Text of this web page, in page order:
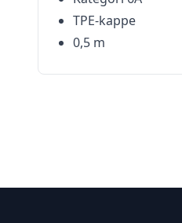
TPE-kappe
0,5 m